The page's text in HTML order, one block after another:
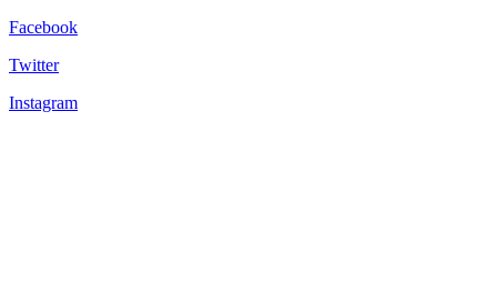
Facebook
Twitter
Instagram